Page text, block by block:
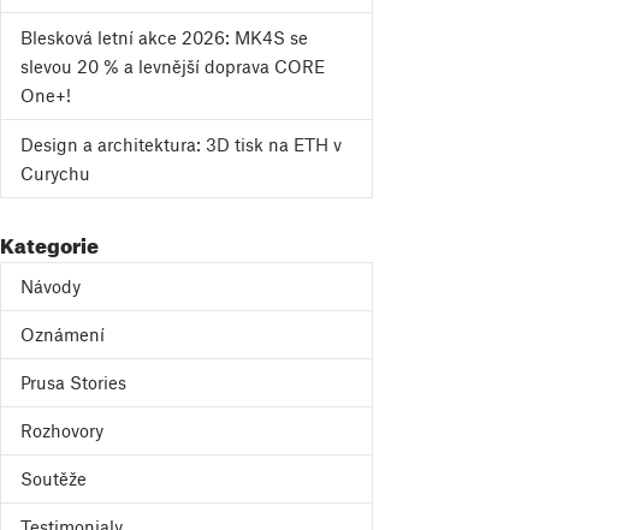
Blesková letní akce 2026: MK4S se
slevou 20 % a levnější doprava CORE
One+!
Design a architektura: 3D tisk na ETH v
Curychu
Kategorie
Návody
Oznámení
Prusa Stories
Rozhovory
Soutěže